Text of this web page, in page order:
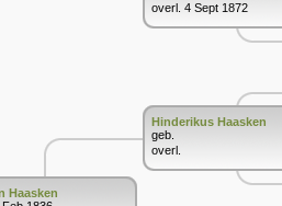
Haasken
overl. 4 Sept 1872
Hinderikus Haasken
geb.
overl.